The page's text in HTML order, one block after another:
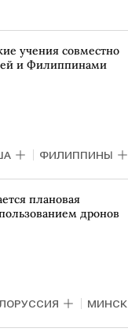
учения совместно
и Филиппинами
ФИЛИППИНЫ
учения
плановая
дронов
МИНСК